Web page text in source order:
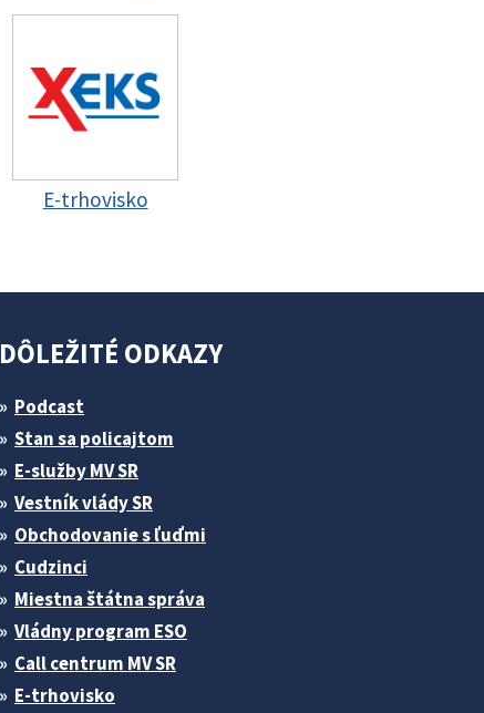
E-trhovisko
DÔLEŽITÉ ODKAZY
Podcast
Stan sa policajtom
E-služby MV SR
Vestník vlády SR
Obchodovanie s ľuďmi
Cudzinci
Miestna štátna správa
Vládny program ESO
Call centrum MV SR
E-trhovisko